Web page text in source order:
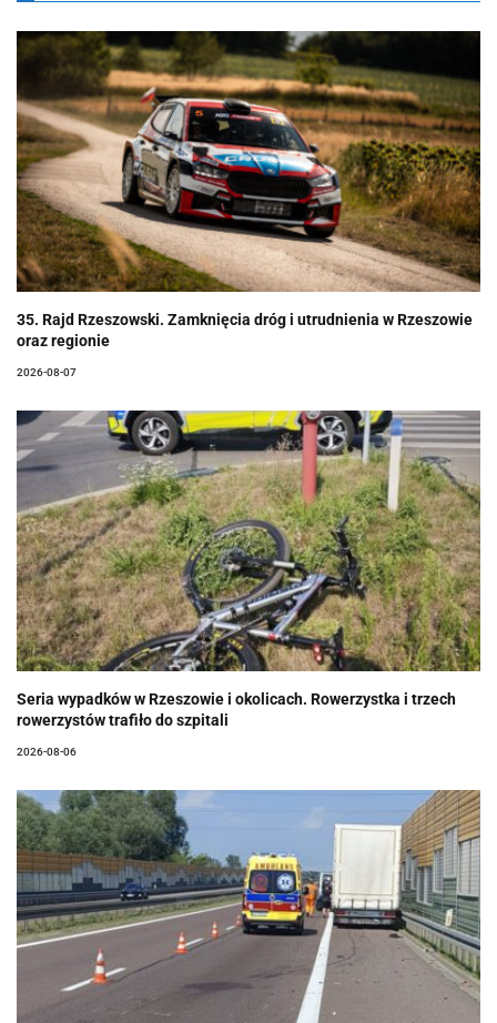
35. Rajd Rzeszowski. Zamknięcia dróg i utrudnienia w Rzeszowie
oraz regionie
2026-08-07
Seria wypadków w Rzeszowie i okolicach. Rowerzystka i trzech
rowerzystów trafiło do szpitali
2026-08-06